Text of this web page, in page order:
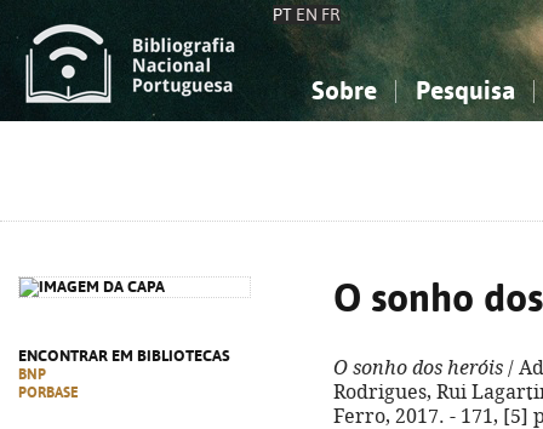
PT EN FR
Sobre Pesquisa
ENCONTRAR EM BIBLIOTECAS
BNP
PORBASE
O sonho
O sonho dos heróis /
Rodrigues, Rui
Ferro, 2017. - 171, [5]